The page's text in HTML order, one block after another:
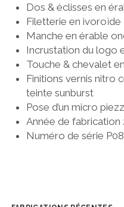
Dos & éclisses en
Filetterie en ivoroïde
Manche en érable
Incrustation du logo
Touche & chevalet
Finitions vernis nitro
teinte sunburst
Pose d’un micro
Année de fabrication
Numéro de série